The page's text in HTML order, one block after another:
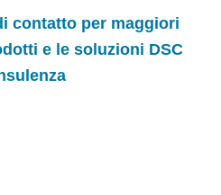
contatto per maggiori
e le soluzioni DSC